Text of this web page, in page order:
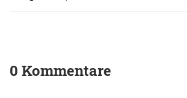
0 Kommentare